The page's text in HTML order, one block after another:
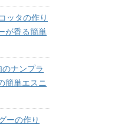
ッタの作り
が香る簡単
のナンプラ
簡単エスニ
ーの作り